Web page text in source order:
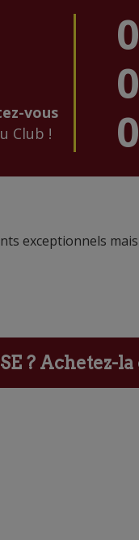
vous
Club !
0
0
0
exceptionnels
? Achetez-la